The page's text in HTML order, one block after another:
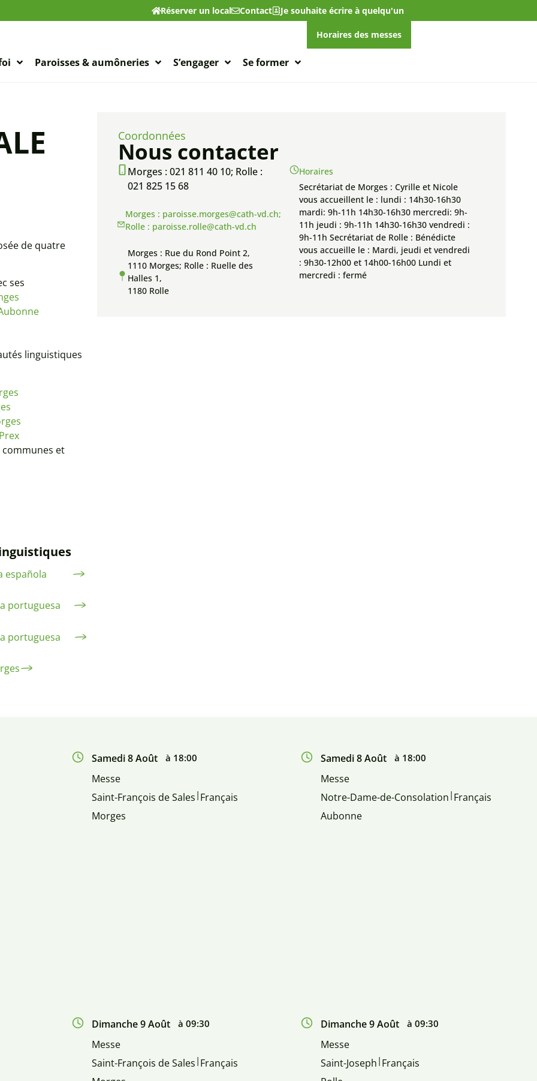
Réserver un local Contact Je souhaite écrire à quelqu'un
Paroisses & aumôneries S’engager Se former
Horaires des messes
de quatre
ses
linguistiques
communes et
española
portuguesa
portuguesa
Coordonnées
Nous contacter
Morges : 021 811 40 10; Rolle :
021 825 15 68
Morges : paroisse.morges@cath-vd.ch;
Rolle : paroisse.rolle@cath-vd.ch
Morges : Rue du Rond Point 2,
1110 Morges; Rolle : Ruelle des
Halles 1,
1180 Rolle
Horaires
Secrétariat de Morges : Cyrille et Nicole
vous accueillent le : lundi : 14h30-16h30
mardi: 9h-11h 14h30-16h30 mercredi: 9h-
11h jeudi : 9h-11h 14h30-16h30 vendredi :
9h-11h Secrétariat de Rolle : Bénédicte
vous accueille le : Mardi, jeudi et vendredi
: 9h30-12h00 et 14h00-16h00 Lundi et
mercredi : fermé
Samedi 8 Août à 18:00
Messe
Saint-François de Sales | Français
Morges
Samedi 8 Août à 18:00
Messe
Notre-Dame-de-Consolation | Français
Aubonne
Dimanche 9 Août à 09:30
Messe
Saint-François de Sales | Français
Dimanche 9 Août à 09:30
Messe
Saint-Joseph | Français